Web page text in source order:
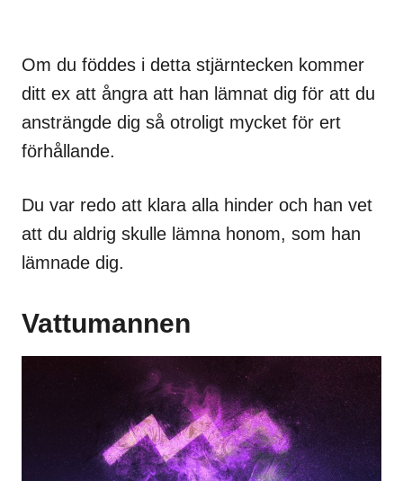
Om du föddes i detta stjärntecken kommer
ditt ex att ångra att han lämnat dig för att du
ansträngde dig så otroligt mycket för ert
förhållande.
Du var redo att klara alla hinder och han vet
att du aldrig skulle lämna honom, som han
lämnade dig.
Vattumannen